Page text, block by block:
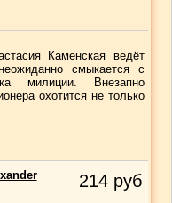
Каменская ведёт
смыкается с
милиции. Внезапно
охотится не только
214 руб